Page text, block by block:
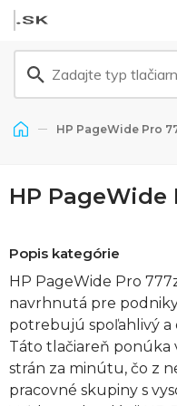
HP PageWide Pro
HP PageWide
Popis kategórie
HP PageWide Pro
navrhnutá pre
potrebujú spoľahlivý a
Táto tlačiareň ponúka
strán za minútu, čo z
pracovné skupiny s